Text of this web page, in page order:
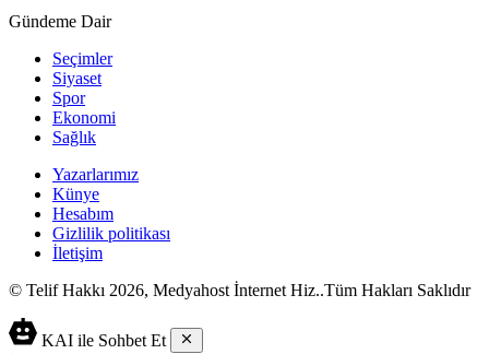
Gündeme Dair
Seçimler
Siyaset
Spor
Ekonomi
Sağlık
Yazarlarımız
Künye
Hesabım
Gizlilik politikası
İletişim
© Telif Hakkı 2026, Medyahost İnternet Hiz..Tüm Hakları Saklıdır
casino
siteleri
canlı
casino
ev
yapımıKAI ile Sohbet Et